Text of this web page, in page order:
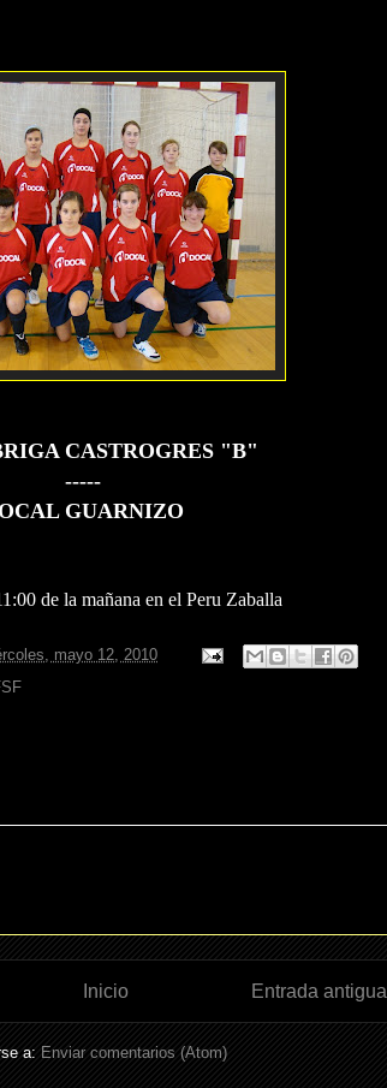
CASTROGRES "B"
-----
GUARNIZO
de la mañana en el Peru Zaballa
mayo 12, 2010
Entrada antigua
Inicio
a: Enviar comentarios (Atom)